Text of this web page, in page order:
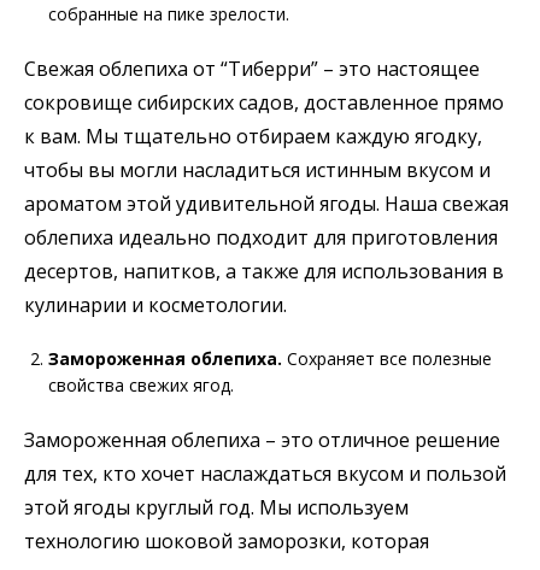
собранные на пике зрелости.
Свежая облепиха от “Тиберри” – это настоящее
сокровище сибирских садов, доставленное прямо
к вам. Мы тщательно отбираем каждую ягодку,
чтобы вы могли насладиться истинным вкусом и
ароматом этой удивительной ягоды. Наша свежая
облепиха идеально подходит для приготовления
десертов, напитков, а также для использования в
кулинарии и косметологии.
Замороженная облепиха. Сохраняет все полезные
свойства свежих ягод.
Замороженная облепиха – это отличное решение
для тех, кто хочет наслаждаться вкусом и пользой
этой ягоды круглый год. Мы используем
технологию шоковой заморозки, которая